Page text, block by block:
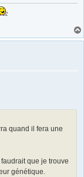
quand il fera une
que je trouve
génétique.